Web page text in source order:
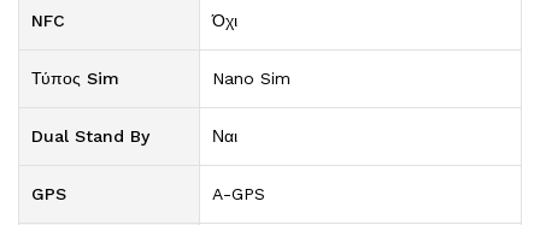
NFC Όχι
Τύπος Sim Nano Sim
Dual Stand By Ναι
GPS A-GPS